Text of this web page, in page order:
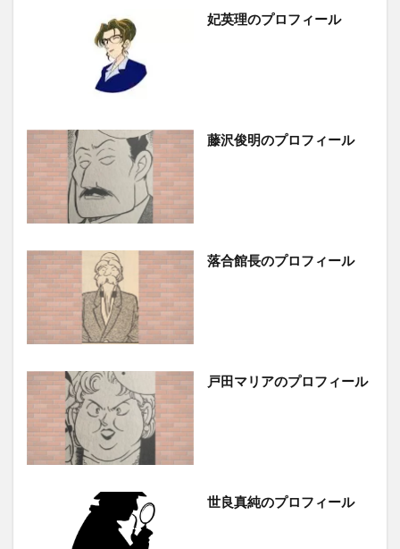
妃英理のプロフィール
藤沢俊明のプロフィール
落合館長のプロフィール
戸田マリアのプロフィール
世良真純のプロフィール